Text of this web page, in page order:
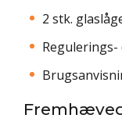
2 stk.